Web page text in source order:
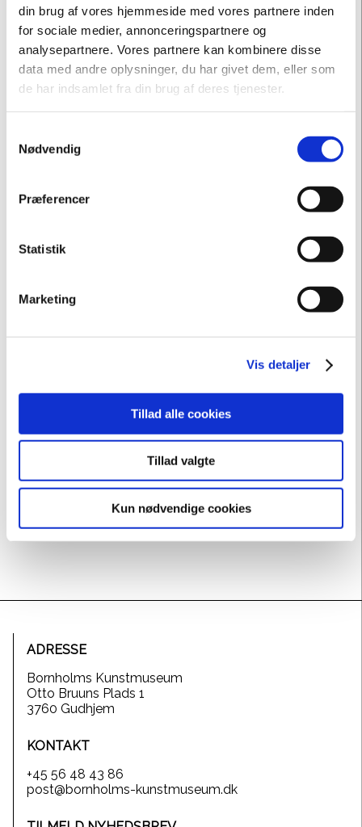
din brug af vores hjemmeside med vores partnere inden
for sociale medier, annonceringspartnere og
analysepartnere. Vores partnere kan kombinere disse
data med andre oplysninger, du har givet dem, eller som
de har indsamlet fra din brug af deres tjenester.
Nødvendig
Præferencer
Statistik
Marketing
Vis detaljer
Tillad alle cookies
Tillad valgte
Kun nødvendige cookies
acceptere marketing cookies
for at se dette
ADRESSE
Bornholms Kunstmuseum
Otto Bruuns Plads 1
3760 Gudhjem
KONTAKT
+45 56 48 43 86
post@bornholms-kunstmuseum.dk